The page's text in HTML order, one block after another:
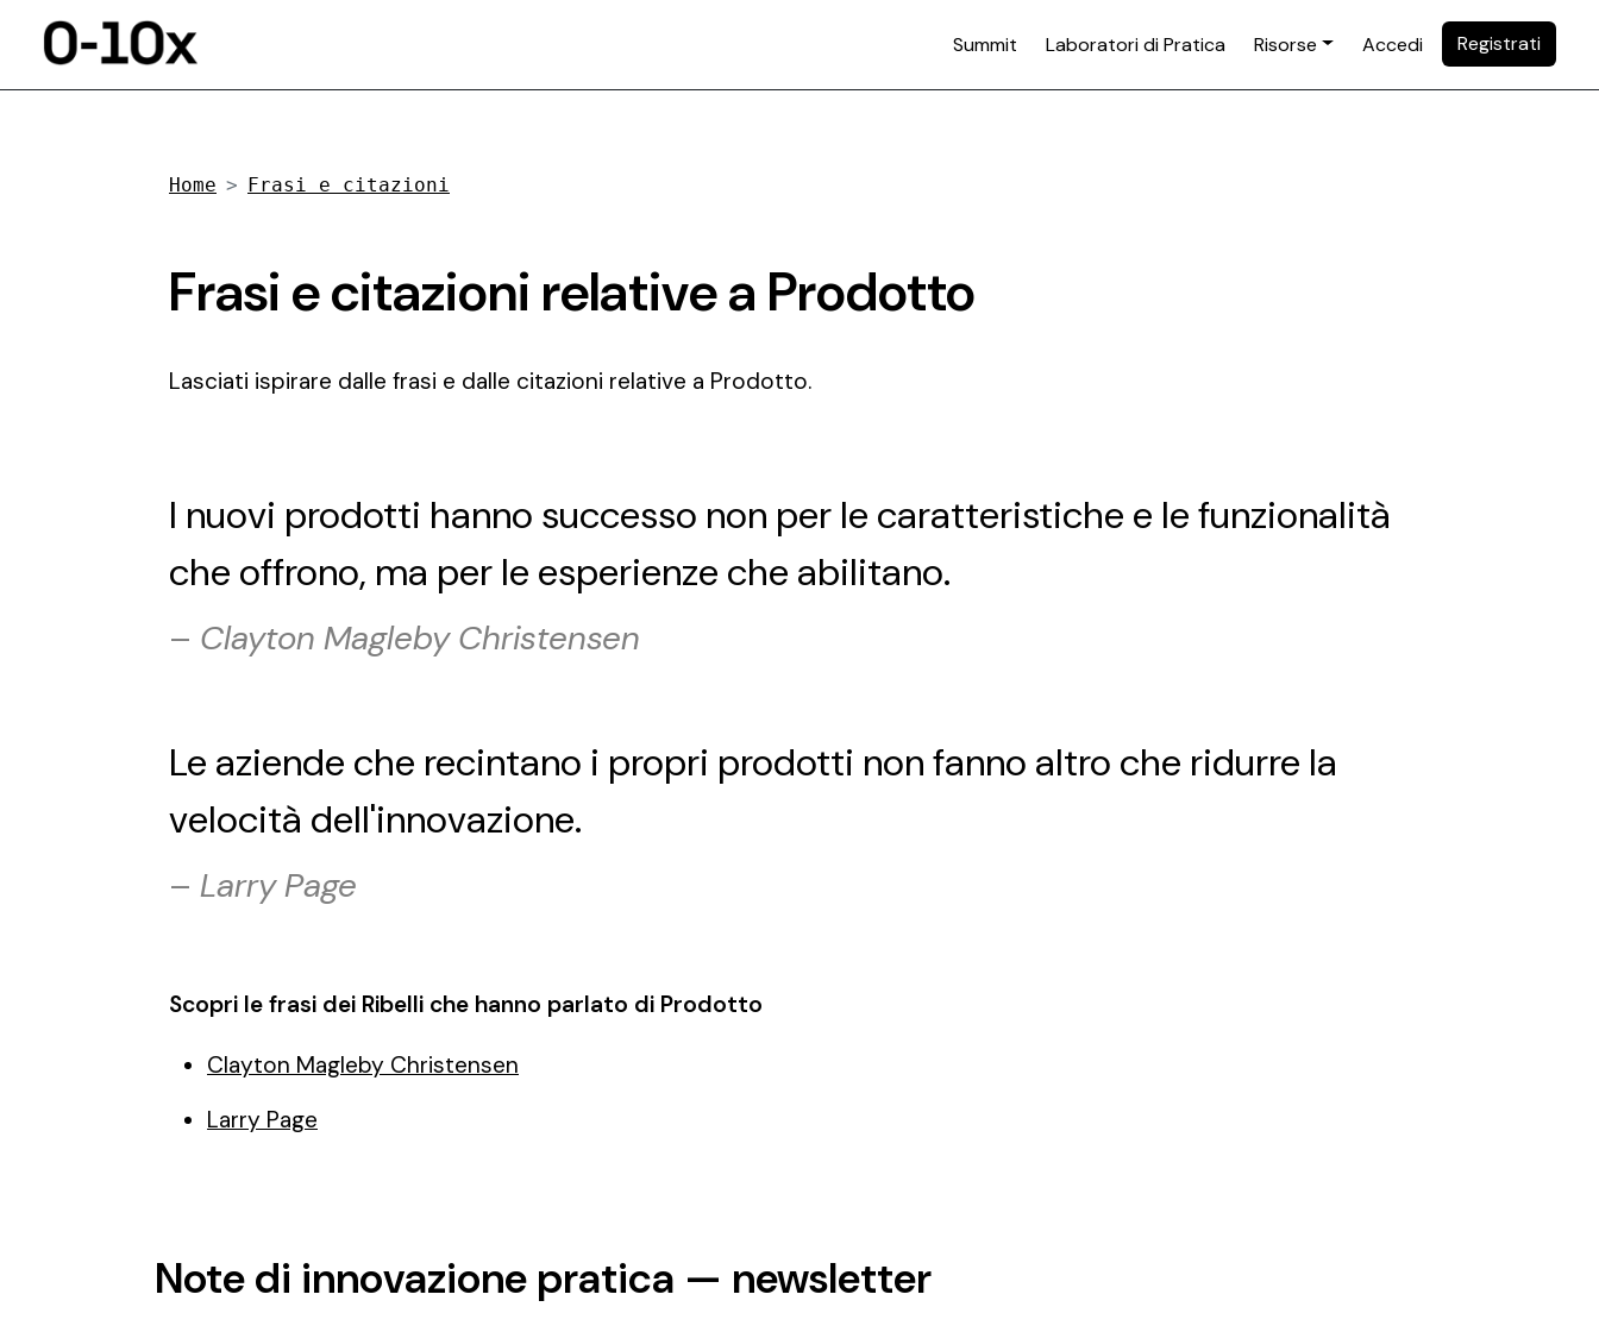
Summit Laboratori di Pratica Risorse Accedi Registrati
Home Frasi e citazioni
Frasi e citazioni relative a Prodotto
Lasciati ispirare dalle frasi e dalle citazioni relative a Prodotto.
I nuovi prodotti hanno successo non per le caratteristiche e le funzionalità
che offrono, ma per le esperienze che abilitano.
– Clayton Magleby Christensen
Le aziende che recintano i propri prodotti non fanno altro che ridurre la
velocità dell'innovazione.
– Larry Page
Scopri le frasi dei Ribelli che hanno parlato di Prodotto
Clayton Magleby Christensen
Larry Page
Note di innovazione pratica — newsletter